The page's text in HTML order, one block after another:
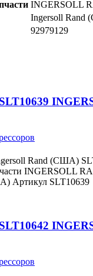
INGERSOLL
Ingersoll
92979129
Rand (США)
INGERSOLL
Артикул SLT10639